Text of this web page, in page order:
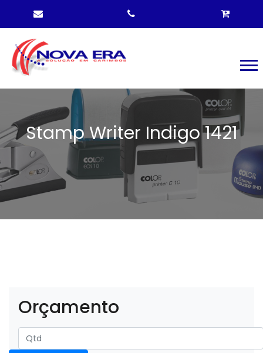
Stamp Writer Indigo 1421
Orçamento